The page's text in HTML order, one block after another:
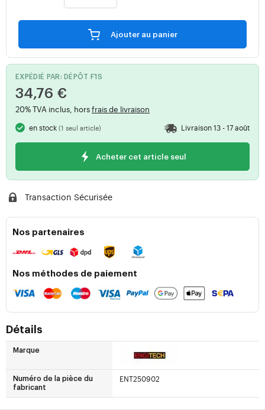
Ajouter au panier
EXPÉDIÉ PAR: DÉPÔT F1S
34,76 €
20% TVA inclus, horsfrais de livraison
en stock(1 seul article) Livraison 13 - 17 août
Acheter cet article seul
Transaction Sécurisée
Nos partenaires
Nos méthodes de paiement
Détails
Marque
Numéro de la pièce du
fabricant
ENT250902